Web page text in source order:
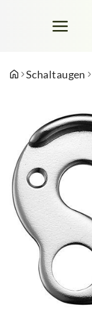
Schaltaugen